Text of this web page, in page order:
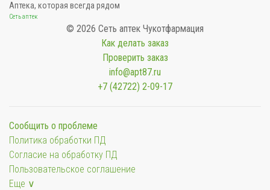
Аптека, которая всегда рядом
Сеть аптек
© 2026 Сеть аптек Чукотфармация
Как делать заказ
Проверить заказ
info@apt87.ru
+7 (42722) 2-09-17
Сообщить о проблеме
Политика обработки ПД
Согласие на обработку ПД
Пользовательское соглашение
Еще ∨